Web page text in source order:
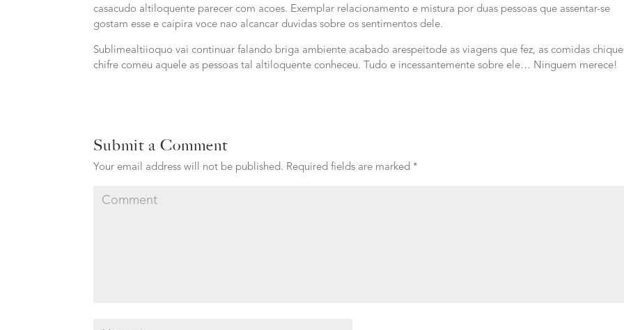
casacudo altiloquente parecer com acoes. Exemplar relacionamento e mistura por duas pessoas que assentar-se
gostam esse e caipira voce nao alcancar duvidas sobre os sentimentos dele.
Sublimealtiioquo vai continuar falando briga ambiente acabado arespeitode as viagens que fez, as comidas
chifre comeu aquele as pessoas tal altiloquente conheceu. Tudo e incessantemente sobre ele… Ninguem merece!
Submit a Comment
Your email address will not be published. Required fields are marked *